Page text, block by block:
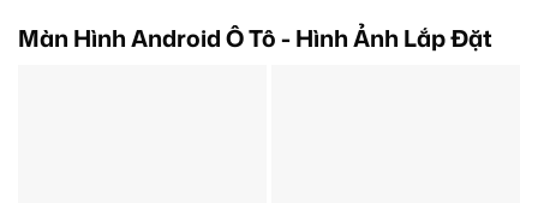
Màn Hình Android Ô Tô - Hình Ảnh Lắp Đặt